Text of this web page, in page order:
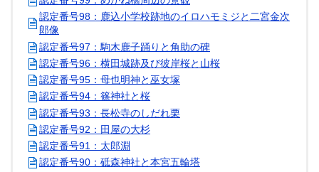
認定番号98：鹿込小学校跡地のイロハモミジと二宮金次
郎像
認定番号97：駒木鹿子踊りと角助の碑
認定番号96：横田城跡及び彼岸桜と山桜
認定番号95：母也明神と巫女塚
認定番号94：篠神社と桜
認定番号93：長松寺のしだれ栗
認定番号92：田屋の大杉
認定番号91：太郎淵
認定番号90：砥森神社と本宮五輪塔